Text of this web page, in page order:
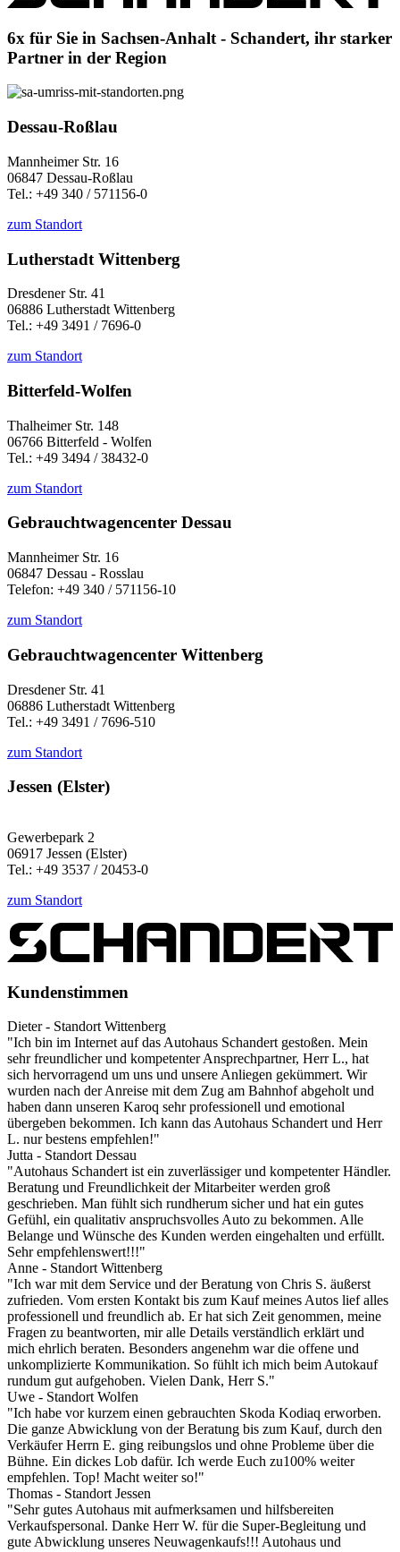
6x für Sie in Sachsen-Anhalt - Schandert, ihr starker
Partner in der Region
Dessau-Roßlau
Mannheimer Str. 16
06847 Dessau-Roßlau
Tel.: +49 340 / 571156-0
zum Standort
Lutherstadt Wittenberg
Dresdener Str. 41
06886 Lutherstadt Wittenberg
Tel.: +49 3491 / 7696-0
zum Standort
Bitterfeld-Wolfen
Thalheimer Str. 148
06766 Bitterfeld - Wolfen
Tel.: +49 3494 / 38432-0
zum Standort
Gebrauchtwagencenter Dessau
Mannheimer Str. 16
06847 Dessau - Rosslau
Telefon: +49 340 / 571156-10
zum Standort
Gebrauchtwagencenter Wittenberg
Dresdener Str. 41
06886 Lutherstadt Wittenberg
Tel.: +49 3491 / 7696-510
zum Standort
Jessen (Elster)
Gewerbepark 2
06917 Jessen (Elster)
Tel.: +49 3537 / 20453-0
zum Standort
Kundenstimmen
Dieter - Standort Wittenberg
"Ich bin im Internet auf das Autohaus Schandert gestoßen. Mein
sehr freundlicher und kompetenter Ansprechpartner, Herr L., hat
sich hervorragend um uns und unsere Anliegen gekümmert. Wir
wurden nach der Anreise mit dem Zug am Bahnhof abgeholt und
haben dann unseren Karoq sehr professionell und emotional
übergeben bekommen. Ich kann das Autohaus Schandert und Herr
L. nur bestens empfehlen!"
Jutta - Standort Dessau
"Autohaus Schandert ist ein zuverlässiger und kompetenter Händler.
Beratung und Freundlichkeit der Mitarbeiter werden groß
geschrieben. Man fühlt sich rundherum sicher und hat ein gutes
Gefühl, ein qualitativ anspruchsvolles Auto zu bekommen. Alle
Belange und Wünsche des Kunden werden eingehalten und erfüllt.
Sehr empfehlenswert!!!"
Anne - Standort Wittenberg
"Ich war mit dem Service und der Beratung von Chris S. äußerst
zufrieden. Vom ersten Kontakt bis zum Kauf meines Autos lief alles
professionell und freundlich ab. Er hat sich Zeit genommen, meine
Fragen zu beantworten, mir alle Details verständlich erklärt und
mich ehrlich beraten. Besonders angenehm war die offene und
unkomplizierte Kommunikation. So fühlt ich mich beim Autokauf
rundum gut aufgehoben. Vielen Dank, Herr S."
Uwe - Standort Wolfen
"Ich habe vor kurzem einen gebrauchten Skoda Kodiaq erworben.
Die ganze Abwicklung von der Beratung bis zum Kauf, durch den
Verkäufer Herrn E. ging reibungslos und ohne Probleme über die
Bühne. Ein dickes Lob dafür. Ich werde Euch zu100% weiter
empfehlen. Top! Macht weiter so!"
Thomas - Standort Jessen
"Sehr gutes Autohaus mit aufmerksamen und hilfsbereiten
Verkaufspersonal. Danke Herr W. für die Super-Begleitung und
gute Abwicklung unseres Neuwagenkaufs!!! Autohaus und